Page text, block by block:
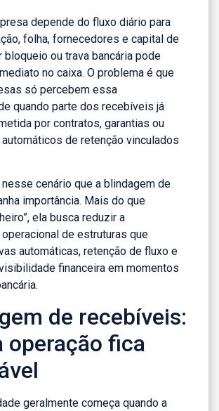
depende do fluxo diário para
folha, fornecedores e capital de
bloqueio ou trava bancária pode
no caixa. O problema é que
só percebem essa
quando parte dos recebíveis já
por contratos, garantias ou
de retenção vinculados
cenário que a blindagem de
importância. Mais do que
ela busca reduzir a
de estruturas que
automáticas, retenção de fluxo e
financeira em momentos
de recebíveis:
operação fica
geralmente começa quando a